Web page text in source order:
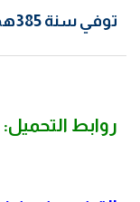
توفي سنة 385هجرية
روابط التحميل: